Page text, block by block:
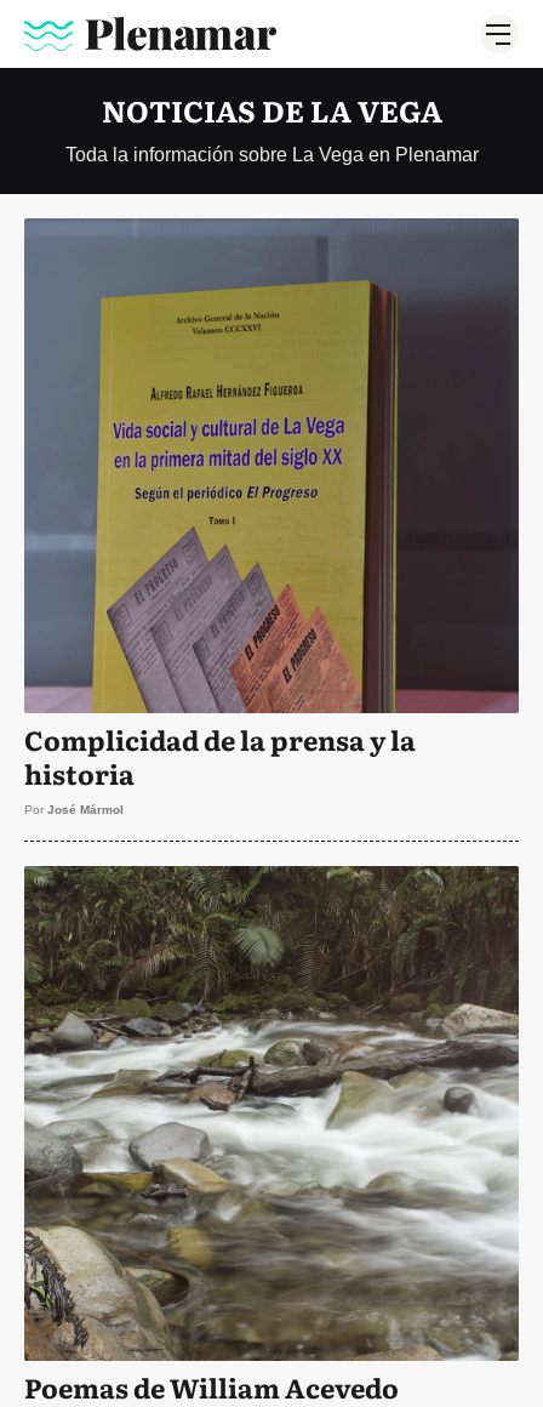
NOTICIAS DE LA VEGA
Toda la información sobre La Vega en Plenamar
Complicidad de la prensa y la
historia
Por José Mármol
Poemas de William Acevedo